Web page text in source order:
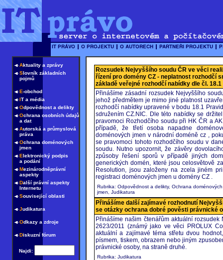
Aktuality a zprávy
Slovník základních
pojmů
E-obchod
IT a média
Odpovědnost a delikty
Ochrana osobních údajů
a dat
Autorská a průmyslová
práva
Ochrana doménových
jmen
Elektronický podpis
a podání
Mezinárodněprávní
aspekty
Další právní aspekty
Internetu
Související oblasti
Judikatura
Odkazy a zdroje
Diskuzní fórum
Najdi:
Rozsudek Nejvyššího soudu ČR ve věci
řízení pro domény CZ - neplatnost rozhodčí
základě veřejné rozhodčí nabídky dle čl.
Přinášíme zásadní rozsudek Nejvyššího
jehož předmětem je mimo jiné platnost
rozhodčí nabídky upravené v bodu 18.1
sdružením CZ.NIC. Dle této nabídky se
pravomoci Rozhodčího soudu při HK ČR a
případě, že třetí osoba napadne
doménových jmen v národní doméně cz ,
se pravomoci tohoto rozhodčího soudu v
soudu. Nutno upozornit, že závěry
způsoby řešení sporů v případě jiných
generických domén, které jsou celosvětově
Resolution, jsou založeny na zcela jiném
registraci doménových jmen u domény CZ .
Rubrika: Odpovědnost a delikty, Ochrana doménových
jmen, Judikatura
Přinášíme další zajímavé rozhodnutí
se otázky ochrana dobré pověsti právnické
Přinášíme našim čtenářům aktuální
2623/2011 (známý jako ve věci PROLUX
aktuální a zajímavé téma střetu dvou
písmem, tiskem, obrazem nebo jiným
právnické osoby, na straně druhé.
Rubrika: Judikatura